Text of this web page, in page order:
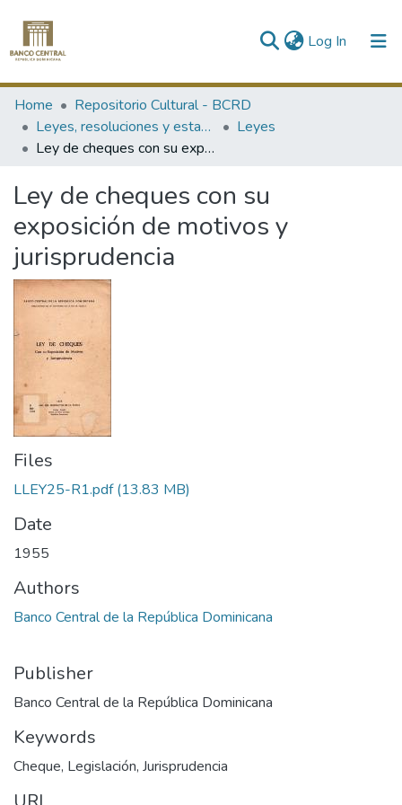
Log In (current)
Communities & Collections
All of DSpace
Home
Repositorio Cultural - BCRD
Leyes, resoluciones y estados financieros
Leyes
Ley de cheques con su exposición de motivos y jurisprudencia
Ley de cheques con su
exposición de motivos y
jurisprudencia
Files
LLEY25-R1.pdf(13.83 MB)
Date
1955
Authors
Banco Central de la República Dominicana
Publisher
Banco Central de la República Dominicana
Keywords
Cheque, Legislación, Jurisprudencia